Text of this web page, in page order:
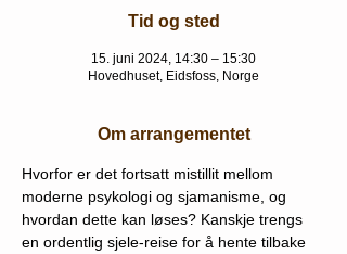
Tid og sted
15. juni 2024, 14:30 – 15:30
Hovedhuset, Eidsfoss, Norge
Om arrangementet
Hvorfor er det fortsatt mistillit mellom
moderne psykologi og sjamanisme, og
hvordan dette kan løses? Kanskje trengs
en ordentlig sjele-reise for å hente tilbake